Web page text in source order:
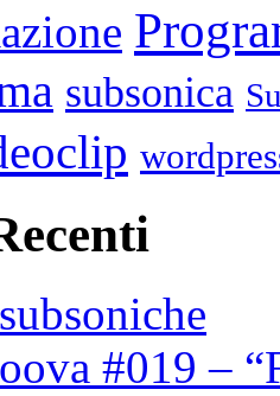
subsonica
#019 –